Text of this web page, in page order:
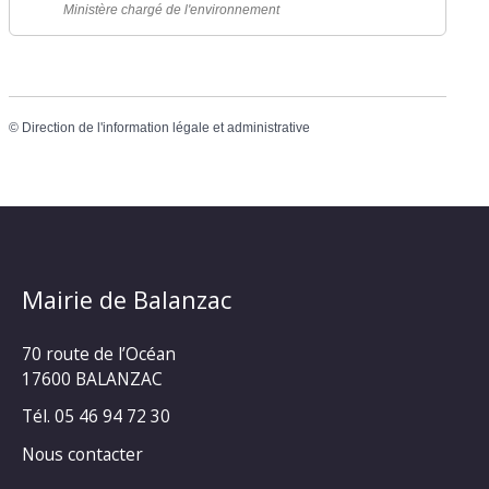
Ministère chargé de l'environnement
© Direction de l'information légale et administrative
Mairie de Balanzac
70 route de l’Océan
17600 BALANZAC
Tél. 05 46 94 72 30
Nous contacter